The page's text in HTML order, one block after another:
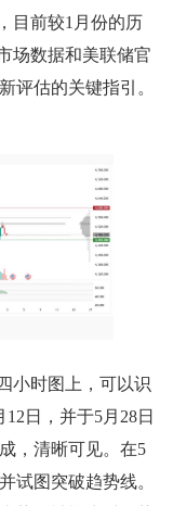
目前较1月份的历
场数据和美联储官
评估的关键指引。
小时图上，可以识
日，并于5月28日
，清晰可见。在5
试图突破趋势线。